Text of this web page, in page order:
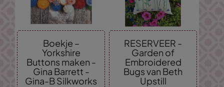
Boekje –
Yorkshire
Buttons maken -
Gina Barrett -
Gina-B Silkworks
RESERVEER -
Garden of
Embroidered
Bugs van Beth
Upstill